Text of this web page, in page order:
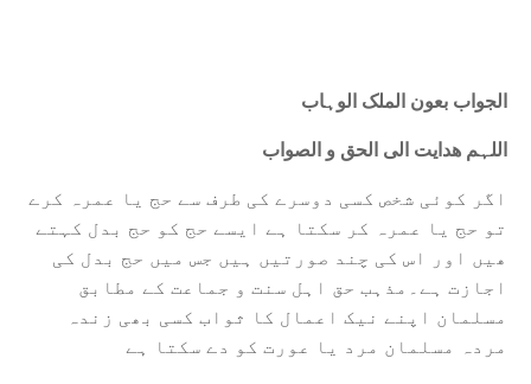
الجواب بعون الملک الوہاب
اللہم ھدایت الی الحق و الصواب
اگر کوئی شخص کسی دوسرے کی طرف سے حج یا عمرہ کرے
تو حج یا عمرہ کر سکتا ہے ایسے حج کو حج بدل کہتے
ھیں اور اس کی چند صورتیں ہیں جس میں حج بدل کی
اجازت ہے۔مذہب حق اہل سنت و جماعت کے مطابق
مسلمان اپنے نیک اعمال کا ثواب کسی بھی زندہ
مردہ مسلمان مرد یا عورت کو دے سکتا ہے